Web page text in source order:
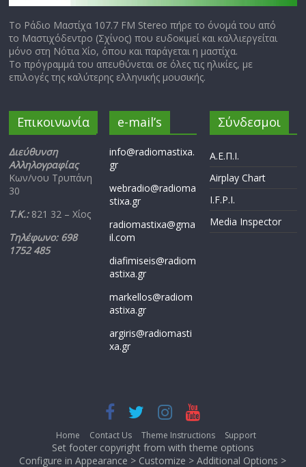
Το Ράδιο Μαστίχα 107.7 FM Stereo πήρε το όνομά του από
το Μαστιχόδεντρο (Σχίνος) που ευδοκιμεί και καλλιεργείται
μόνο στη Νότια Χίο, όπου και παράγεται η μαστίχα.
Το πρόγραμμά του απευθύνεται σε όλες τις ηλικίες, με
επιλογές της καλύτερης ελληνικής μουσικής.
Επικοινωνία
Διεύθυνση
Αλληλογραφίας
Κων/νου Τρυπάνη
30
Τ.Κ.: 821 32 – Χίος
Τηλέφωνο: 698
1752 485
e-mail’s
info@radiomastixa.
gr
webradio@radioma
stixa.gr
radiomastixa@gma
il.com
diafimiseis@radiom
astixa.gr
markellos@radiom
astixa.gr
argiris@radiomasti
xa.gr
Σύνδεσμοι
Α.Ε.Π.Ι.
Airplay Chart
I.F.P.I.
Media Inspector
Home Contact Us Theme Instructions Support
Set footer copyright from with theme options
Configure in Appearance > Customize > Additional Options >